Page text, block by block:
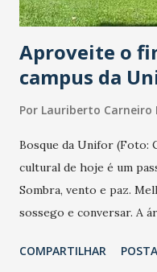
Aproveite o
campus da
Por Lauriberto Carneiro
Bosque da Unifor (Foto:
cultural de hoje é um
Sombra, vento e paz.
sossego e conversar. A
caminhadas. Depois, é
COMPARTILHAR